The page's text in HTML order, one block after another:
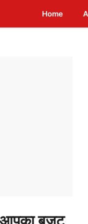
Home